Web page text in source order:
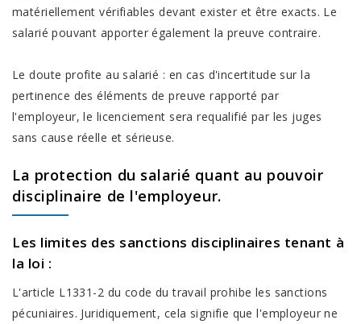
matériellement vérifiables devant exister et être exacts. Le
salarié pouvant apporter également la preuve contraire.
Le doute profite au salarié : en cas d'incertitude sur la
pertinence des éléments de preuve rapporté par
l'employeur, le licenciement sera requalifié par les juges
sans cause réelle et sérieuse.
La protection du salarié quant au pouvoir
disciplinaire de l'employeur.
Les limites des sanctions disciplinaires tenant à
la loi :
L'article L1331-2 du code du travail prohibe les sanctions
pécuniaires. Juridiquement, cela signifie que l'employeur ne